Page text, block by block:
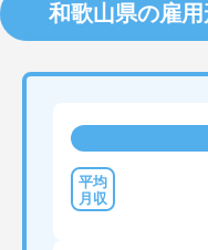
和歌山県の雇